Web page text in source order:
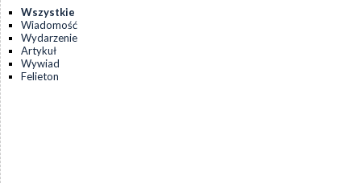
Wszystkie
Wiadomość
Wydarzenie
Artykuł
Wywiad
Felieton